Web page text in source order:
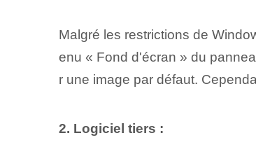
Malgré les restrictions de
enu « Fond d'écran » du
r une image par défaut.
2. Logiciel tiers :